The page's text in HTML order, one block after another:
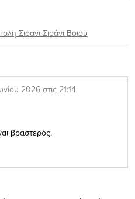
Σισανι Σισάνι Βοιου
2026 στις 21:14
βραστερός.